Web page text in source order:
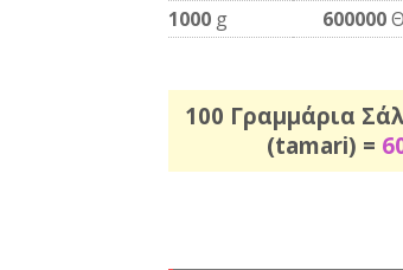
1000 g 600000
100 Γραμμάρια
(tamari) =